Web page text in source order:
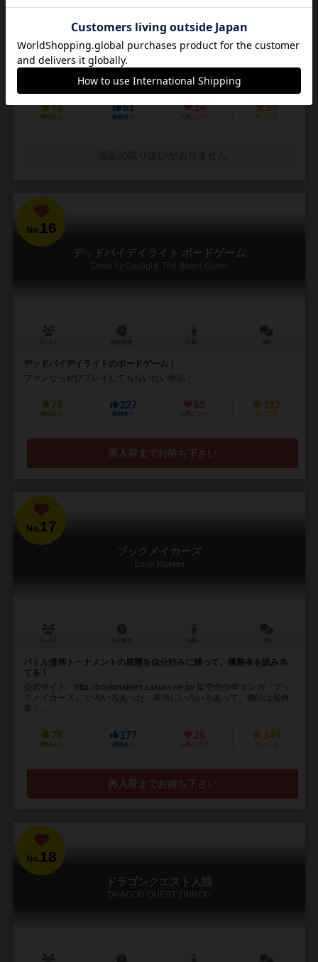
14歳～
悪夢のような街で他の狩人を出し抜いて「血の遺志」を集めろ
ＰＳ４で発売されたフロムソフトウェアのブラッドボーンのカードゲ
ーム化。 かつて栄華を極めた古都ヤーナムでは風土病「獣の病」がは
びこっていた。あなたは「獣の病」の罹患者で...
73
興味あり
51
経験あり
14
お気に入り
50
持ってる
No. 16
デッドバイデイライト ボードゲーム
Dead by Daylight: The Board Game
デッドバイデイライトのボードゲーム！
ファンならぜひプレイしてもらいたい作品！
79
興味あり
227
経験あり
53
お気に入り
212
持ってる
再入荷までお待ち下さい
No.17
ブックメイカーズ
Book Makers
バトル漫画トーナメントの展開を自分好みに操って、優勝者を読み当
てる！
公式サイト http://bookmakers.sakura.ne.jp/ 架空の少年マンガ『ブッ
クメイカーズ』 いろいろあった。本当にいろいろあって、物語は最終
章！...
78
興味あり
177
経験あり
26
お気に入り
144
持ってる
再入荷までお待ち下さい
No.18
ドラゴンクエスト人狼
DRAGON QUEST ZINROU